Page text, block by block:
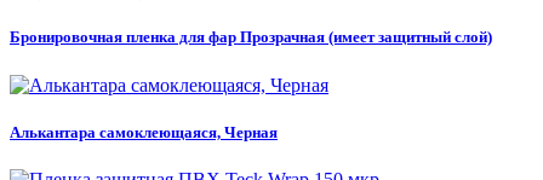
Бронировочная пленка для фар Прозрачная (имеет защитный слой)
Алькантара самоклеющаяся, Черная